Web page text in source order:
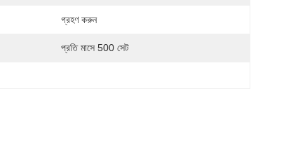
গ্রহণ করুন
প্রতি মাসে 500 সেট